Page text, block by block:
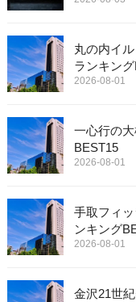
丸の内イ
ランキン
2026-08-01
一心行の
BEST15
2026-08-01
手取フィ
ンキング
2026-08-01
金沢21世